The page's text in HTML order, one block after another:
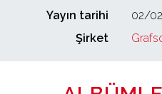
Yayın tarihi
02/
Şirket